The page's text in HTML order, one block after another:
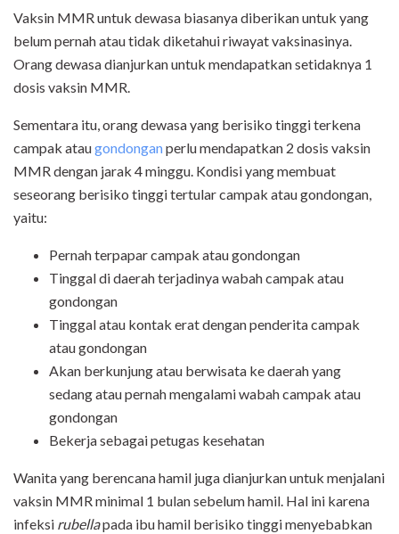
Vaksin MMR untuk dewasa biasanya diberikan untuk yang
belum pernah atau tidak diketahui riwayat vaksinasinya.
Orang dewasa dianjurkan untuk mendapatkan setidaknya 1
dosis vaksin MMR.
Sementara itu, orang dewasa yang berisiko tinggi terkena
campak ataugondonganperlu mendapatkan 2 dosis vaksin
MMR dengan jarak 4 minggu. Kondisi yang membuat
seseorang berisiko tinggi tertular campak atau gondongan,
yaitu:
Pernah terpapar campak atau gondongan
Tinggal di daerah terjadinya wabah campak atau
gondongan
Tinggal atau kontak erat dengan penderita campak
atau gondongan
Akan berkunjung atau berwisata ke daerah yang
sedang atau pernah mengalami wabah campak atau
gondongan
Bekerja sebagai petugas kesehatan
Wanita yang berencana hamil juga dianjurkan untuk menjalani
vaksin MMR minimal 1 bulan sebelum hamil. Hal ini karena
infeksi rubellapada ibu hamil berisiko tinggi menyebabkan